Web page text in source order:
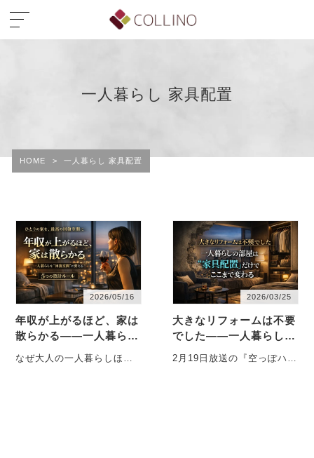
一人暮らし 家具配置
HOME > 一人暮らし 家具配置
2026/05/16
年収が上がるほど、家は
散らかる――一人暮らし
の部屋を“回復空間”に変
える5つの設計ルール
なぜ大人の一人暮らしほ
2026/03/25
大きなリフォームは不要
でした――一人暮らしの
部屋は「家具配置」だけ
でここまで変わる
2月19日放送の『空っぽハウ